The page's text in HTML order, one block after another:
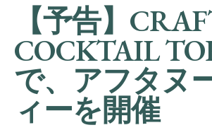
【予告】
COCKTAIL
で、アフタヌ
ィーを開催